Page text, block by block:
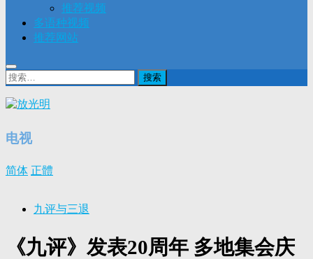
推荐视频
多语种视频
推荐网站
搜
索：
电视
简体 正體
九评与三退
《九评》发表20周年 多地集会庆